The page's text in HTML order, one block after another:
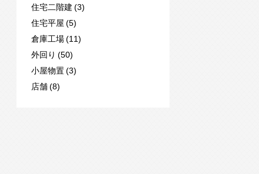
住宅二階建 (3)
住宅平屋 (5)
倉庫工場 (11)
外回り (50)
小屋物置 (3)
店舗 (8)